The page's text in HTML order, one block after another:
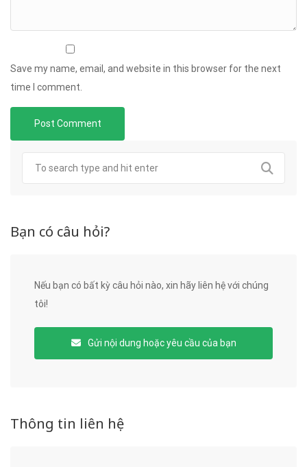
Save my name, email, and website in this browser for the next
time I comment.
Bạn có câu hỏi?
Nếu bạn có bất kỳ câu hỏi nào, xin hãy liên hệ với chúng
tôi!
Gửi nội dung hoặc yêu cầu của bạn
Thông tin liên hệ